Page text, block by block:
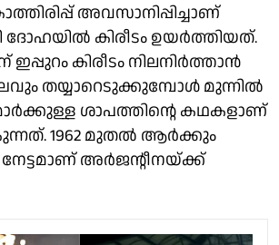
അവസാനിപ്പിച്ചാണ്
കിരീടം ഉയർത്തിയത്.
കിരീടം നിലനിർത്താൻ
തയ്യാറെടുക്കുമ്പോൾ മുന്നിൽ
ശാപത്തിൻ്റെ കഥകളാണ്
1962 മുതൽ ആർക്കും
അർജൻ്റീനയ്ക്ക്